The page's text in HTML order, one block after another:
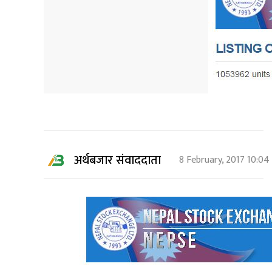
अर्थबजार संवाददाता 8 February, 2017